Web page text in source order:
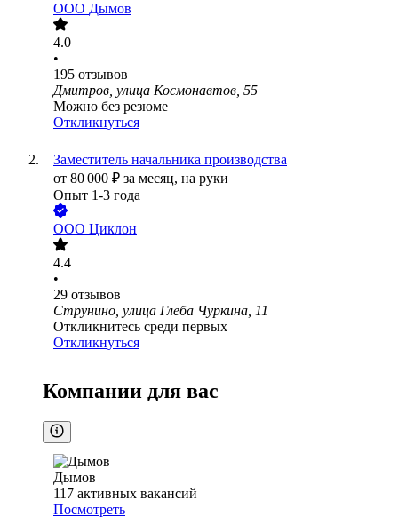
ООО Дымов
4.0
•
195 отзывов
Дмитров, улица Космонавтов, 55
Можно без резюме
Откликнуться
Заместитель начальника производства
от 80 000 ₽ за месяц, на руки
Опыт 1-3 года
ООО Циклон
4.4
•
29 отзывов
Струнино, улица Глеба Чуркина, 11
Откликнитесь среди первых
Откликнуться
Компании для вас
Дымов
117 активных вакансий
Посмотреть